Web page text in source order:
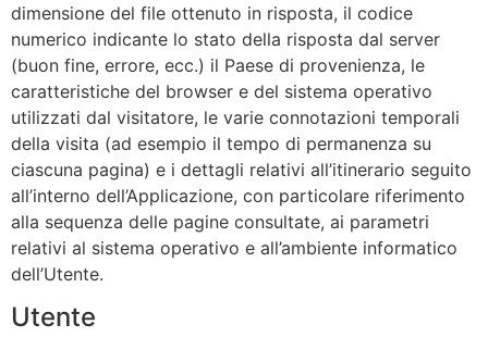
dimensione del file ottenuto in risposta, il codice
numerico indicante lo stato della risposta dal server
(buon fine, errore, ecc.) il Paese di provenienza, le
caratteristiche del browser e del sistema operativo
utilizzati dal visitatore, le varie connotazioni temporali
della visita (ad esempio il tempo di permanenza su
ciascuna pagina) e i dettagli relativi all’itinerario seguito
all’interno dell’Applicazione, con particolare riferimento
alla sequenza delle pagine consultate, ai parametri
relativi al sistema operativo e all’ambiente informatico
dell’Utente.
Utente